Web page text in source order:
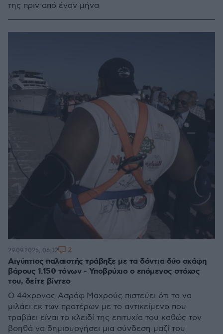
της πριν από έναν μήνα
Αιγύπτιος παλαιστής τράβηξε με τα δόντια δύο σκάφη
βάρους 1.150 τόνων - Υποβρύχιο ο επόμενος στόχος
του, δείτε βίντεο
Ο 44χρονος Ασράφ Μαχρούς πιστεύει ότι το να
μιλάει εκ των προτέρων με το αντικείμενο που
τραβάει είναι το κλειδί της επιτυχία του καθώς τον
βοηθά να δημιουργήσει μια σύνδεση μαζί του
29.09.2025, 06:32 2